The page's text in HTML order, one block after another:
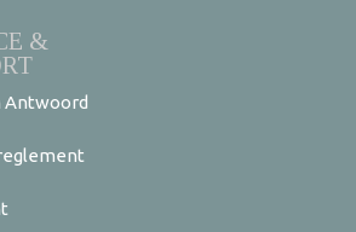
&
Antwoord